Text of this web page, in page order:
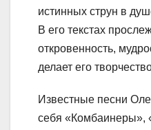
истинных струн в
В его текстах
откровенность,
делает его
Известные песни
себя «Комбаинеры»,